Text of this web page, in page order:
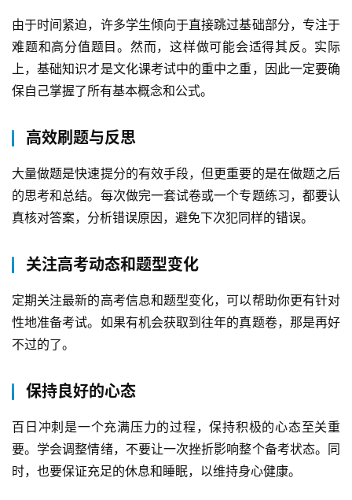
由于时间紧迫，许多学生倾向于直接跳过基础部分，专注于
难题和高分值题目。然而，这样做可能会适得其反。实际
上，基础知识才是文化课考试中的重中之重，因此一定要确
保自己掌握了所有基本概念和公式。
高效刷题与反思
大量做题是快速提分的有效手段，但更重要的是在做题之后
的思考和总结。每次做完一套试卷或一个专题练习，都要认
真核对答案，分析错误原因，避免下次犯同样的错误。
关注高考动态和题型变化
定期关注最新的高考信息和题型变化，可以帮助你更有针对
性地准备考试。如果有机会获取到往年的真题卷，那是再好
不过的了。
保持良好的心态
百日冲刺是一个充满压力的过程，保持积极的心态至关重
要。学会调整情绪，不要让一次挫折影响整个备考状态。同
时，也要保证充足的休息和睡眠，以维持身心健康。